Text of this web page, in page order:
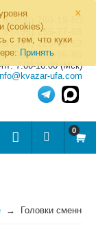
×
(cookies).
с тем, что куки
Принять
8 (800) 700-19-50
8 (495) 255-77-08
8 (347) 225-00-52
8 (986) 963-95-80
7.00-16.00 (Мск)
ufa.com
0
Головки сменные